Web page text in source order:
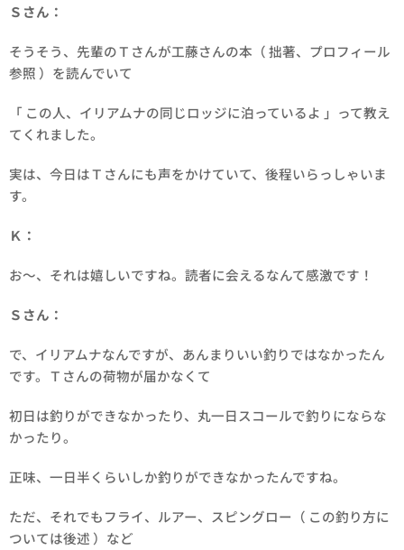
Ｓさん：
そうそう、先輩のＴさんが工藤さんの本（ 拙著、プロフィール
参照 ）を読んでいて
「 この人、イリアムナの同じロッジに泊っているよ 」って教え
てくれました。
実は、今日はＴさんにも声をかけていて、後程いらっしゃいま
す。
Ｋ：
お～、それは嬉しいですね。読者に会えるなんて感激です！
Ｓさん：
で、イリアムナなんですが、あんまりいい釣りではなかったん
です。Ｔさんの荷物が届かなくて
初日は釣りができなかったり、丸一日スコールで釣りにならな
かったり。
正味、一日半くらいしか釣りができなかったんですね。
ただ、それでもフライ、ルアー、スピングロー（ この釣り方に
ついては後述 ）など